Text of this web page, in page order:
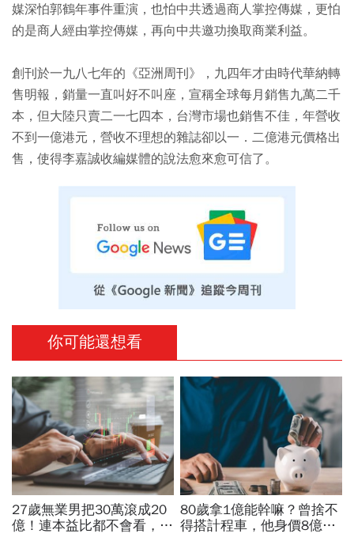
媒深怕郭鶴年事件重演，也怕中共透過商人掌控傳媒，更怕
的是商人經由掌控傳媒，再向中共邀功換取商業利益。
創刊於一九八七年的《亞洲周刊》，九四年才由時代華納轉
售明報，銷量一直叫好不叫座，宣稱全球每月銷售九萬二千
本，但大陸只賣二一七四本，台灣市場也銷售不佳，年營收
不到一億港元，營收不理想的雜誌卻以一．二億港元價格出
售，使得李嘉誠收編媒體的說法愈來愈可信了。
你可能還想看
27歲無業男把30萬滾成20
億！連本益比都不會看，氣
80歲拿1億能幹嘛？曾捨不
得搭計程車，他身價8億後